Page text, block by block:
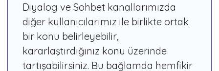
Diyalog ve Sohbet kanallarımızda
diğer kullanıcılarımız ile birlikte ortak
bir konu belirleyebilir,
kararlaştırdığınız konu üzerinde
tartışabilirsiniz. Bu bağlamda hemfikir